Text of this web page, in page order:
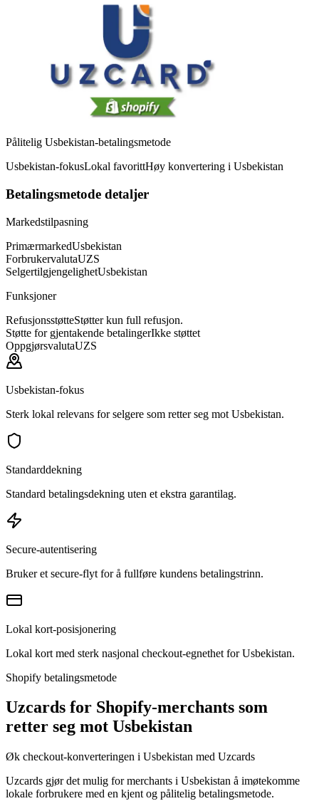
Pålitelig Usbekistan-betalingsmetode
Usbekistan-fokusLokal favorittHøy konvertering i Usbekistan
Betalingsmetode detaljer
Markedstilpasning
PrimærmarkedUsbekistan
ForbrukervalutaUZS
SelgertilgjengelighetUsbekistan
Funksjoner
RefusjonsstøtteStøtter kun full refusjon.
Støtte for gjentakende betalingerIkke støttet
OppgjørsvalutaUZS
Usbekistan-fokus
Sterk lokal relevans for selgere som retter seg mot Usbekistan.
Standarddekning
Standard betalingsdekning uten et ekstra garantilag.
Secure-autentisering
Bruker et secure-flyt for å fullføre kundens betalingstrinn.
Lokal kort-posisjonering
Lokal kort med sterk nasjonal checkout-egnethet for Usbekistan.
Shopify betalingsmetode
Uzcards for Shopify-merchants som
retter seg mot Usbekistan
Øk checkout-konverteringen i Usbekistan med Uzcards
Uzcards gjør det mulig for merchants i Usbekistan å imøtekomme
lokale forbrukere med en kjent og pålitelig betalingsmetode.